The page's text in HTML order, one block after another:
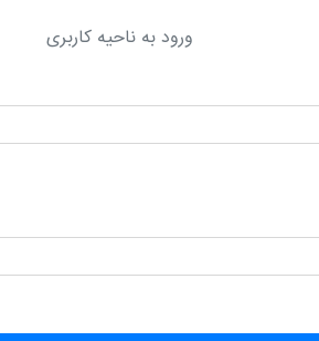
ورود به ناحیه کاربری